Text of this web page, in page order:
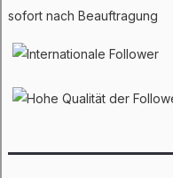
sofort nach Beauftragung